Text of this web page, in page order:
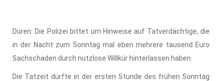
Düren: Die Polizei bittet um Hinweise auf Tatverdächtige, die
in der Nacht zum Sonntag mal eben mehrere tausend Euro
Sachschaden durch nutzlose Willkür hinterlassen haben.
Die Tatzeit dürfte in der ersten Stunde des frühen Sonntag